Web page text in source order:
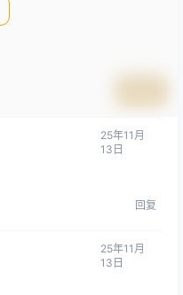
25年11月
13日
回复
25年11月
13日